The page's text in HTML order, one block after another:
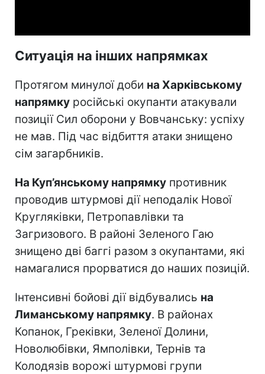
Ситуація на інших напрямках
Протягом минулої доби на Харківському
напрямку російські окупанти атакували
позиції Сил оборони у Вовчанську: успіху
не мав. Під час відбиття атаки знищено
сім загарбників.
На Куп’янському напрямку противник
проводив штурмові дії неподалік Нової
Кругляківки, Петропавлівки та
Загризового. В районі Зеленого Гаю
знищено дві баггі разом з окупантами, які
намагалися прорватися до наших позицій.
Інтенсивні бойові дії відбувались на
Лиманському напрямку. В районах
Копанок, Греківки, Зеленої Долини,
Новолюбівки, Ямполівки, Тернів та
Колодязів ворожі штурмові групи